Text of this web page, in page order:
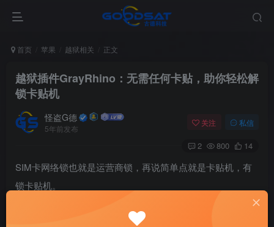
首页 苹果 越狱相关 正文
越狱插件GrayRhino：无需任何卡贴，助你轻松解
锁卡贴机
怪盗G德
5年前发布
关注 私信
2 800 14
SIM卡网络锁也就是运营商锁，再说简单点就是卡贴机，有
锁卡贴机。
无需任何卡贴，可以解锁卡贴机吗？下面给大家推荐一款越